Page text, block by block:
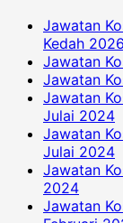
Jawatan
Kedah 2026
Jawatan
Jawatan
Jawatan
Julai 2024
Jawatan
Julai 2024
Jawatan
2024
Jawatan